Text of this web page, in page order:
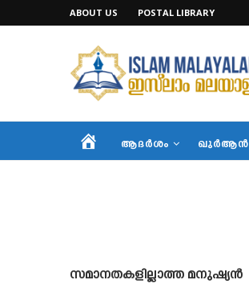
ABOUT US POSTAL LIBRARY
HOMEആദര്‍ശം ഖുര്‍ആന്‍
സമാനതകളില്ലാത്ത മനുഷ്യൻ